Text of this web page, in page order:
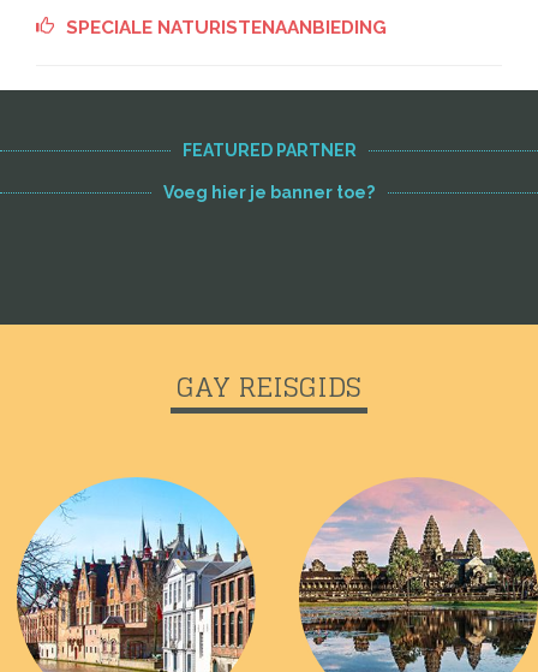
SPECIALE NATURISTENAANBIEDING
FEATURED PARTNER
Voeg hier je banner toe?
GAY REISGIDS